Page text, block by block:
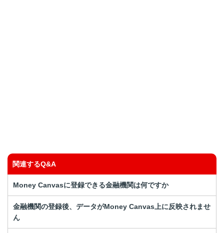
関連するQ&A
Money Canvasに登録できる金融機関は何ですか
金融機関の登録後、データがMoney Canvas上に反映されませ
ん